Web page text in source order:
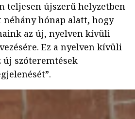
teljesen újszerű helyzetben
hónap alatt, hogy
az új, nyelven kívüli
Ez a nyelven kívüli
szóteremtések